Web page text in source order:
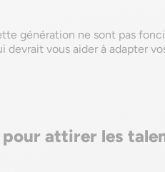
génération ne sont pas
vous aider à adapter
attirer les